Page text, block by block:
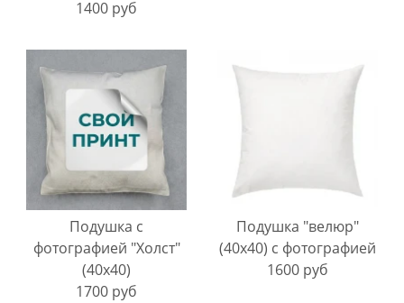
1400 руб
Подушка с
фотографией "Холст"
(40х40)
1700 руб
Подушка "велюр"
(40х40) с фотографией
1600 руб